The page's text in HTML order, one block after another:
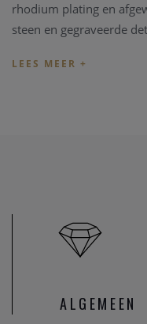
rhodium plating en
steen en gegraveerde
collectie toe te voegen
en smaak.
Heeft u verder vragen
ALGEMEEN